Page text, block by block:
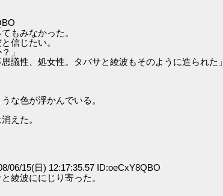
もみなかった。
信じたい。
」
議性、処女性。タバサと綾波もそのように造られた」
な色が浮かんでいる。
えた。
06/15(日) 12:17:35.57 ID:oeCxY8QBO
綾波ににじり寄った。